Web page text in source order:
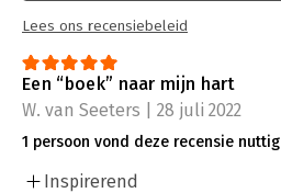
Lees ons recensiebeleid
Een “boek” naar mijn hart
W. van Seeters | 28 juli 2022
1 persoon vond deze recensie nuttig
Inspirerend